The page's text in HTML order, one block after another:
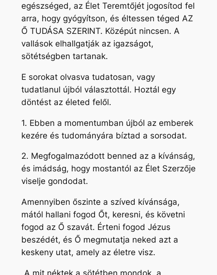
egészséged, az Élet Teremtőjét jogosítod fel
arra, hogy gyógyítson, és éltessen téged AZ
Ő TUDÁSA SZERINT. Középút nincsen. A
vallások elhallgatják az igazságot,
sötétségben tartanak.
E sorokat olvasva tudatosan, vagy
tudatlanul újból választottál. Hoztál egy
döntést az életed felől.
1. Ebben a momentumban újból az emberek
kezére és tudományára bíztad a sorsodat.
2. Megfogalmazódott benned az a kívánság,
és imádság, hogy mostantól az Élet Szerzője
viselje gondodat.
Amennyiben őszinte a szíved kívánsága,
mától hallani fogod Őt, keresni, és követni
fogod az Ő szavát. Érteni fogod Jézus
beszédét, és Ő megmutatja neked azt a
keskeny utat, amely az életre visz.
„A mit néktek a sötétben mondok, a